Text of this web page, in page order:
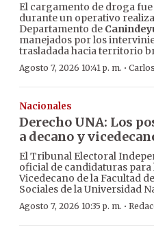
El cargamento de droga
durante un operativo
Departamento de
manejados por los
trasladada hacia territorio
Agosto 7, 2026 10:41 p. m. ·
Nacionales
Derecho UNA: Los
a decano y
El Tribunal Electoral
oficial de candidaturas para
Vicedecano de la Facultad
Sociales de la Universidad
Agosto 7, 2026 10:35 p. m. ·